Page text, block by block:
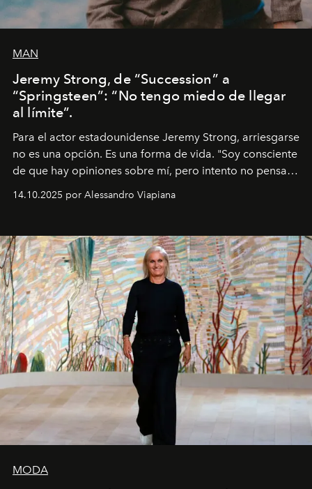
MAN
Jeremy Strong, de “Succession” a
“Springsteen”: “No tengo miedo de llegar
al límite”.
Para el actor estadounidense Jeremy Strong, arriesgarse
no es una opción. Es una forma de vida. "Soy consciente
de que hay opiniones sobre mí, pero intento no pensar
demasiado en cómo me perciben. Creo que es una
pérdida de tiempo", afirma.
14.10.2025 por Alessandro Viapiana
MODA